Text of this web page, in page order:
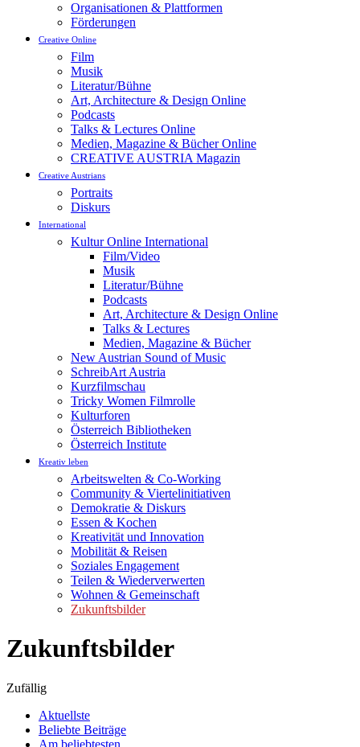
Organisationen & Plattformen
Förderungen
Creative Online
Film
Musik
Literatur/Bühne
Art, Architecture & Design Online
Podcasts
Talks & Lectures Online
Medien, Magazine & Bücher Online
CREATIVE AUSTRIA Magazin
Creative Austrians
Portraits
Diskurs
International
Kultur Online International
Film/Video
Musik
Literatur/Bühne
Podcasts
Art, Architecture & Design Online
Talks & Lectures
Medien, Magazine & Bücher
New Austrian Sound of Music
SchreibArt Austria
Kurzfilmschau
Tricky Women Filmrolle
Kulturforen
Österreich Bibliotheken
Österreich Institute
Kreativ leben
Arbeitswelten & Co-Working
Community & Viertelinitiativen
Demokratie & Diskurs
Essen & Kochen
Kreativität und Innovation
Mobilität & Reisen
Soziales Engagement
Teilen & Wiederverwerten
Wohnen & Gemeinschaft
Zukunftsbilder
Zukunftsbilder
Zufällig
Aktuellste
Beliebte Beiträge
Am beliebtesten